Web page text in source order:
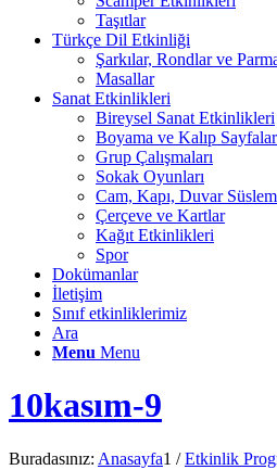
Taşıtlar
Türkçe Dil Etkinliği
Şarkılar, Rondlar ve
Masallar
Sanat Etkinlikleri
Bireysel Sanat Etkinlikleri
Boyama ve Kalıp
Grup Çalışmaları
Sokak Oyunları
Cam, Kapı, Duvar
Çerçeve ve Kartlar
Kağıt Etkinlikleri
Spor
Dokümanlar
İletişim
Sınıf etkinliklerimiz
Ara
Menu Menu
10kasım-9
Buradasınız: Anasayfa1 / Etkinlik